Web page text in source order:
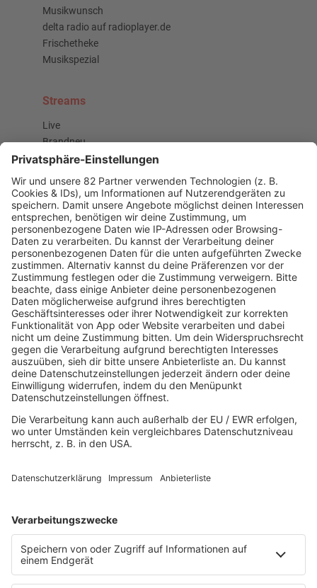
Musikwunsch
delta radio auf radioplayer.de
Frischetheke
Musikspezial
Streams
Live
Brandneu
Buzz Beat Boutique
Country
Chartbuster der Woche
Der beste Rockpop reloaded
Deutsch
Deutschrap Klassiker
EDM Dancefloor
Good Vibes
I Love Hamburg
Mallorca Party
Mitsingen
Top 100 Deutschrap
Top 100 Dance
Top 100 Party
Sommer
Unplugged
TikTok Hittracks
Uptempo Banger
Programm
Aktuelles
Zum Nachhören
Nachrichten
Wetter
Blitzer & Verkehr